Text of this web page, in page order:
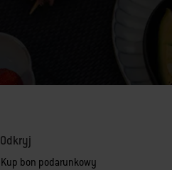
Odkryj
Kup bon podarunkowy